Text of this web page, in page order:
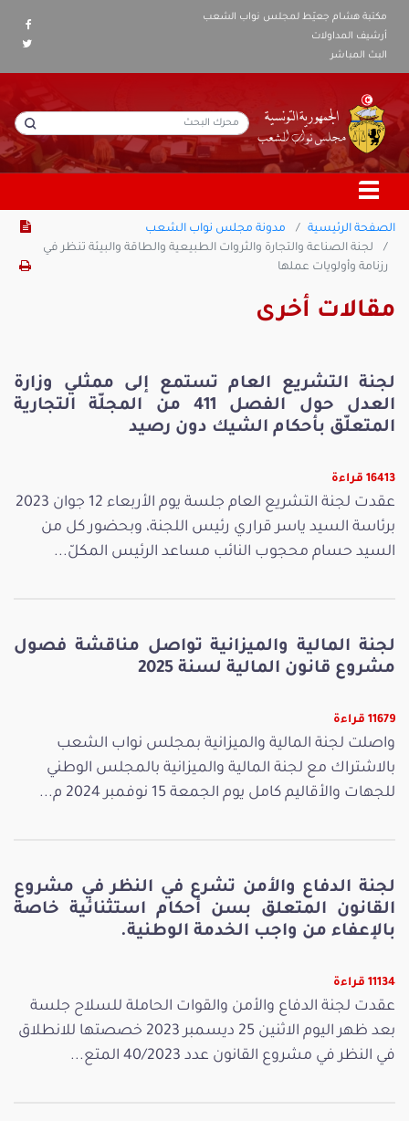
مكتبة هشام جعيّط لمجلس نواب الشعب
أرشيف المداولات
البث المباشر
الصفحة الرئيسية
مدونة مجلس نواب الشعب
لجنة الصناعة والتجارة والثروات الطبيعية والطاقة والبيئة تنظر في
رزنامة وأولويات عملها
مقالات أخرى
لجنة التشريع العام تستمع إلى ممثلي وزارة
العدل حول الفصل 411 من المجلّة التجارية
المتعلّق بأحكام الشيك دون رصيد
16413 قراءة
عقدت لجنة التشريع العام جلسة يوم الأربعاء 12 جوان 2023
برئاسة السيد ياسر قراري رئيس اللجنة، وبحضور كل من
السيد حسام محجوب النائب مساعد الرئيس المكلّ...
لجنة المالية والميزانية تواصل مناقشة فصول
مشروع قانون المالية لسنة 2025
11679 قراءة
واصلت لجنة المالية والميزانية بمجلس نواب الشعب
بالاشتراك مع لجنة المالية والميزانية بالمجلس الوطني
للجهات والأقاليم كامل يوم الجمعة 15 نوفمبر 2024 م...
لجنة الدفاع والأمن تشرع في النظر في مشروع
القانون المتعلق بسن أحكام استثنائية خاصة
بالإعفاء من واجب الخدمة الوطنية.
11134 قراءة
عقدت لجنة الدفاع والأمن والقوات الحاملة للسلاح جلسة
بعد ظهر اليوم الاثنين 25 ديسمبر 2023 خصصتها للانطلاق
في النظر في مشروع القانون عدد 40/2023 المتع...